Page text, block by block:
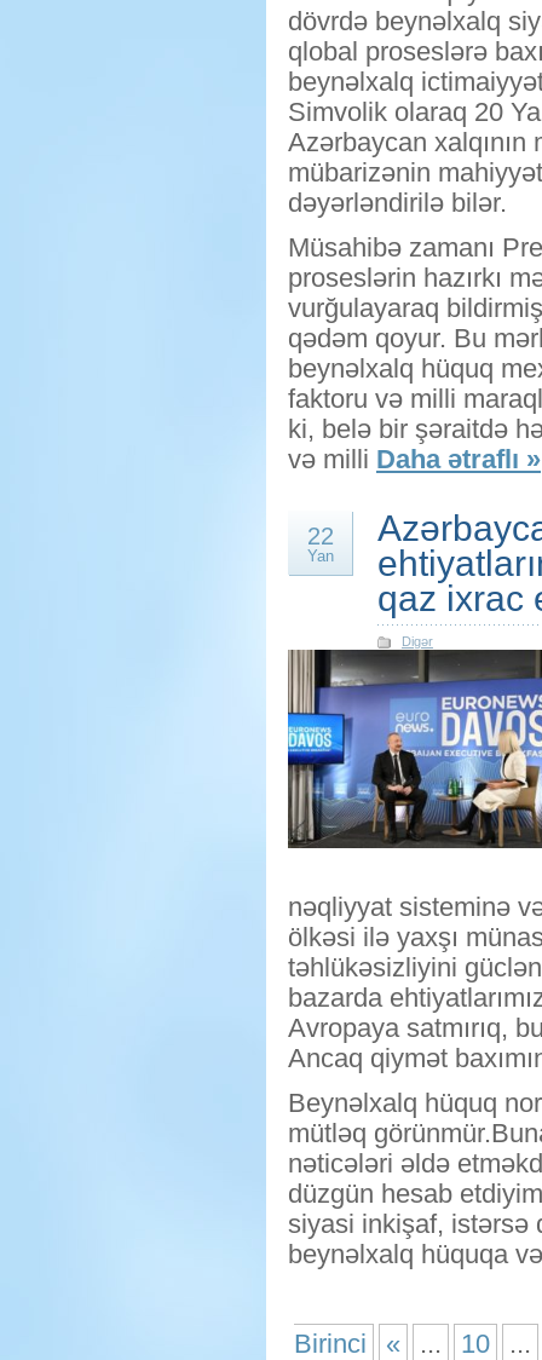
dövrdə beynəlxalq
qlobal proseslərə
beynəlxalq
Simvolik olaraq 20
Azərbaycan xalqının
mübarizənin
dəyərləndirilə bilər.
Müsahibə zamanı
proseslərin hazırkı
vurğulayaraq
qədəm qoyur. Bu
beynəlxalq hüquq
faktoru və milli
ki, belə bir şəraitdə
və milli Daha ətraflı »
22
Yan
qaz ixrac
Digər
nəqliyyat sisteminə
ölkəsi ilə yaxşı
təhlükəsizliyini
bazarda
Avropaya satmırıq,
Ancaq qiymət
Beynəlxalq hüquq
mütləq
nəticələri əldə
düzgün hesab
siyasi inkişaf, istərsə
beynəlxalq hüquqa
Birinci « ... 10 ...